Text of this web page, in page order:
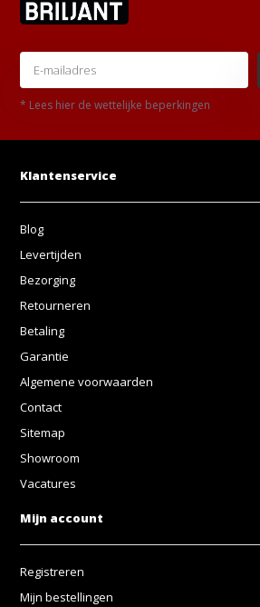
* Lees hier de wettelijke beperkingen
Klantenservice
Blog
Levertijden
Bezorging
Retourneren
Betaling
Garantie
Algemene voorwaarden
Contact
Sitemap
Showroom
Vacatures
Mijn account
Registreren
Mijn bestellingen